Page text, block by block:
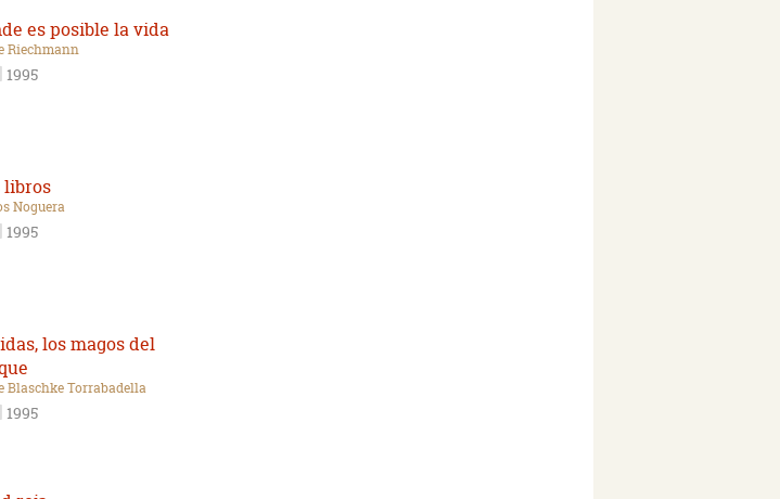
es posible la vida
Riechmann
1995
libros
Noguera
1995
los magos del
Blaschke Torrabadella
1995